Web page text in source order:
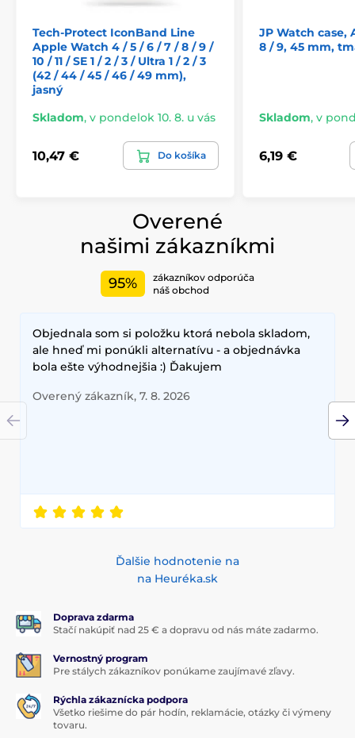
Produkt je zaradený v kategóriách
Apple Watch 7 / 8 / 9, 45 mm
Tech-Protect IconBand Line
Apple Watch 4 / 5 / 6 / 7 / 8 / 9 /
10 / 11 / SE 1 / 2 / 3 / Ultra 1 / 2 / 3
(42 / 44 / 45 / 46 / 49 mm),
jasný
Skladom, v pondelok 10. 8. u vás
10,47 € Do košíka
JP Watch case,
8 / 9, 45 mm,
Skladom, v
6,19 €
Overené
našimi zákazníkmi
95%
zákazníkov odporúča
náš obchod
Objednala som si položku ktorá nebola skladom,
ale hneď mi ponúkli alternatívu - a objednávka
bola ešte výhodnejšia :) Ďakujem
Overený zákazník, 7. 8. 2026
Ďalšie hodnotenie na
na Heuréka.sk
Doprava zdarma
Stačí nakúpiť nad 25 € a dopravu od nás máte zadarmo.
Vernostný program
Pre stálych zákazníkov ponúkame zaujímavé zľavy.
Rýchla zákaznícka podpora
Všetko riešime do pár hodín, reklamácie, otázky či výmeny
tovaru.